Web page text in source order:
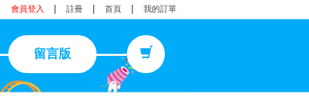
會員登入 | 註冊 | 首頁 | 我的訂單
留言版